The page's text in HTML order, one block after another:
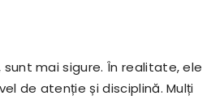
mai sigure. În realitate, ele
de atenție și disciplină. Mulți